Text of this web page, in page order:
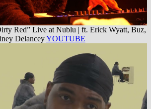
Red” Live at Nublu | ft. Erick Wyatt, Buz,
DelanceyYOUTUBE